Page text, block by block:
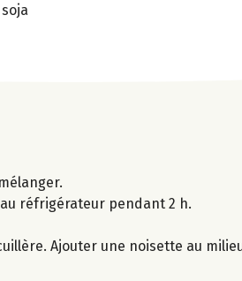
réfrigérateur pendant 2 h.
Ajouter une noisette au